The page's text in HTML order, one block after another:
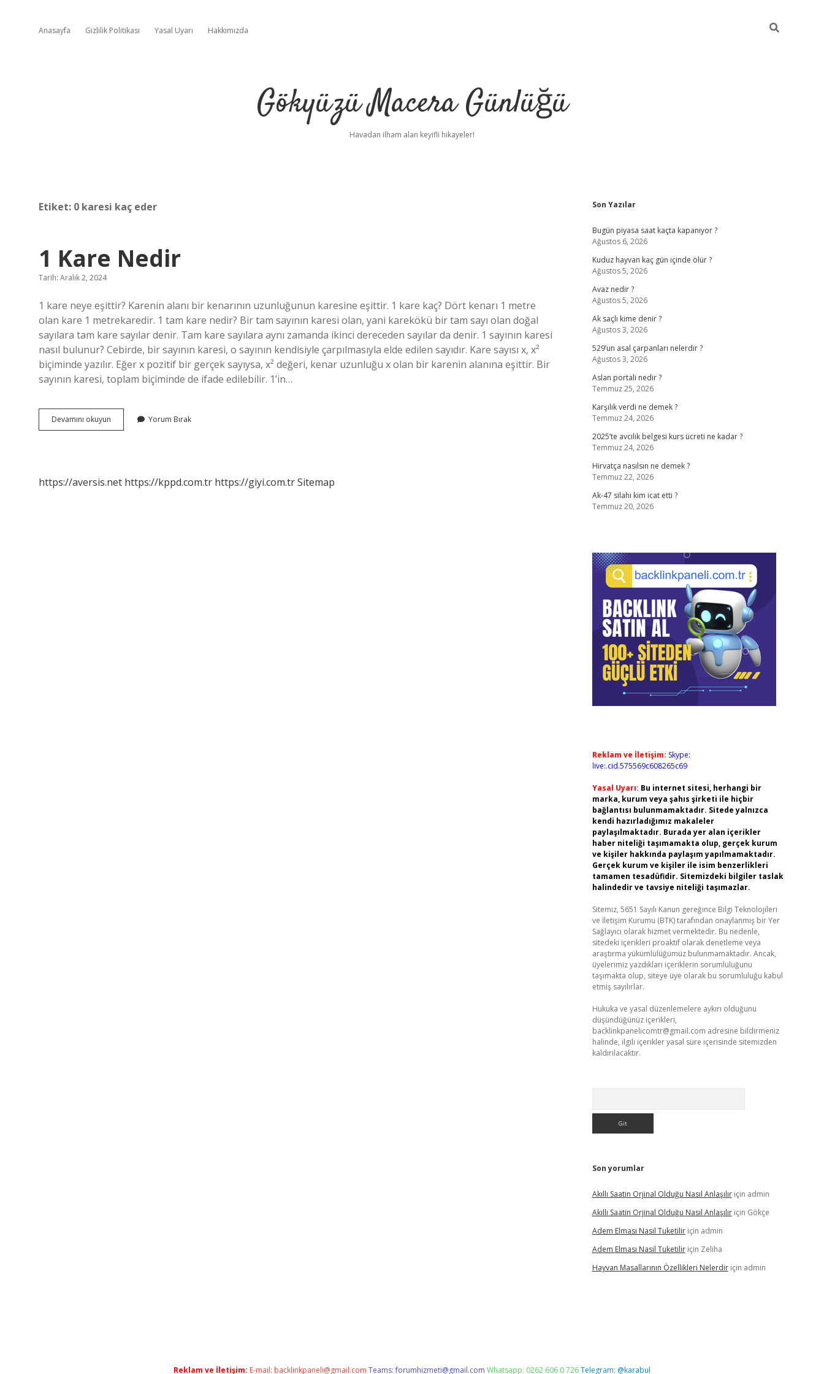
Anasayfa Gizlilik Politikası Yasal Uyarı Hakkımızda
Gökyüzü Macera Günlüğü
Havadan ilham alan keyifli hikayeler!
Etiket: 0 karesi kaç eder
1 Kare Nedir
Tarih: Aralık 2, 2024
1 kare neye eşittir? Karenin alanı bir kenarının uzunluğunun karesine eşittir. 1 kare kaç? Dört kenarı 1 metre
olan kare 1 metrekaredir. 1 tam kare nedir? Bir tam sayının karesi olan, yani karekökü bir tam sayı olan doğal
sayılara tam kare sayılar denir. Tam kare sayılara aynı zamanda ikinci dereceden sayılar da denir. 1 sayının karesi
nasıl bulunur? Cebirde, bir sayının karesi, o sayının kendisiyle çarpılmasıyla elde edilen sayıdır. Kare sayısı x, x²
biçiminde yazılır. Eğer x pozitif bir gerçek sayıysa, x² değeri, kenar uzunluğu x olan bir karenin alanına eşittir. Bir
sayının karesi, toplam biçiminde de ifade edilebilir. 1’in…
Devamını okuyun
Kare
Yorum Bırak
https://aversis.net https://kppd.com.tr https://giyi.com.trSitemap
Sidebar
Son Yazılar
Bugün piyasa saat kaçta kapanıyor ?
Ağustos 6, 2026
Kuduz hayvan kaç gün içinde ölür ?
Ağustos 5, 2026
Avaz nedir ?
Ağustos 5, 2026
Ak saçlı kime denir ?
Ağustos 3, 2026
529’un asal çarpanları nelerdir ?
Ağustos 3, 2026
Aslan portali nedir ?
Temmuz 25, 2026
Karşılık verdi ne demek ?
Temmuz 24, 2026
2025’te avcılık belgesi kurs ücreti ne kadar ?
Temmuz 24, 2026
Hirvatça nasılsın ne demek ?
Temmuz 22, 2026
Ak-47 silahı kim icat etti ?
Temmuz 20, 2026
Reklam ve İletişim: Skype:
live:.cid.575569c608265c69
Yasal Uyarı: Bu internet sitesi, herhangi bir
marka, kurum veya şahıs şirketi ile hiçbir
bağlantısı bulunmamaktadır. Sitede yalnızca
kendi hazırladığımız makaleler
paylaşılmaktadır. Burada yer alan içerikler
haber niteliği taşımamakta olup, gerçek kurum
ve kişiler hakkında paylaşım yapılmamaktadır.
Gerçek kurum ve kişiler ile isim benzerlikleri
tamamen tesadüfidir. Sitemizdeki bilgiler taslak
halindedir ve tavsiye niteliği taşımazlar.
Sitemiz, 5651 Sayılı Kanun gereğince Bilgi Teknolojileri
ve İletişim Kurumu (BTK) tarafından onaylanmış bir Yer
Sağlayıcı olarak hizmet vermektedir. Bu nedenle,
sitedeki içerikleri proaktif olarak denetleme veya
araştırma yükümlülüğümüz bulunmamaktadır. Ancak,
üyelerimiz yazdıkları içeriklerin sorumluluğunu
taşımakta olup, siteye üye olarak bu sorumluluğu kabul
etmiş sayılırlar.
Hukuka ve yasal düzenlemelere aykırı olduğunu
düşündüğünüz içerikleri,
backlinkpanelicomtr@gmail.com adresine bildirmeniz
halinde, ilgili içerikler yasal süre içerisinde sitemizden
kaldırılacaktır.
Son yorumlar
Akıllı Saatin Orjinal Olduğu Nasıl Anlaşılıriçin admin
Akıllı Saatin Orjinal Olduğu Nasıl Anlaşılıriçin Gökçe
Adem Elması Nasil Tuketiliriçin admin
Adem Elması Nasil Tuketiliriçin Zeliha
Hayvan Masallarının Özellikleri Nelerdiriçin admin
Reklam ve İletişim: E-mail: backlinkpaneli@gmail.com Teams:forumhizmeti@gmail.com Whatsapp: 0262 606 0 726Telegram: @karabul